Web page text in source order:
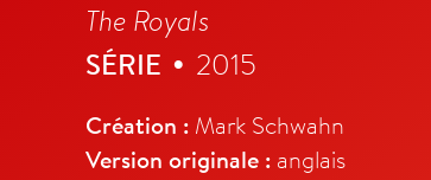
The Royals
SÉRIE • 2015
Création : Mark Schwahn
Version originale : anglais